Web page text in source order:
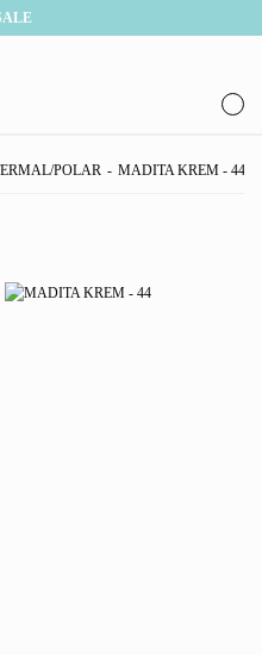
POLAR MADITA KREM - 44